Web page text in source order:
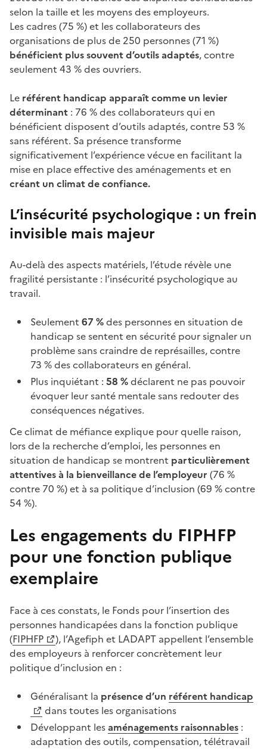
selon la taille et les moyens des employeurs.
Les cadres (75 %) et les collaborateurs des
organisations de plus de 250 personnes (71 %)
bénéficient plus souvent d’outils adaptés, contre
seulement 43 % des ouvriers.
Le référent handicap apparaît comme un levier
déterminant : 76 % des collaborateurs qui en
bénéficient disposent d’outils adaptés, contre 53 %
sans référent. Sa présence transforme
significativement l’expérience vécue en facilitant la
mise en place effective des aménagements et en
créant un climat de confiance.
L’insécurité psychologique : un frein
invisible mais majeur
Au-delà des aspects matériels, l’étude révèle une
fragilité persistante : l’insécurité psychologique au
travail.
Seulement67 %des personnes en situation de
handicap se sentent en sécurité pour signaler un
problème sans craindre de représailles, contre
73 % des collaborateurs en général.
Plus inquiétant :58 %déclarent ne pas pouvoir
évoquer leur santé mentale sans redouter des
conséquences négatives.
Ce climat de méfiance explique pour quelle raison,
lors de la recherche d’emploi, les personnes en
situation de handicap se montrent particulièrement
attentives à la bienveillance de l’employeur (76 %
contre 70 %) et à sa politique d’inclusion (69 % contre
54 %).
Les engagements du FIPHFP
pour une fonction publique
exemplaire
Face à ces constats, le Fonds pour l’insertion des
personnes handicapées dans la fonction publique
(FIPHFP
), l’Agefiph et LADAPT appellent l’ensemble
des employeurs à renforcer concrètement leur
politique d’inclusion en :
Généralisant la présence d’un référent handicap
dans toutes les organisations
Développant lesaménagements raisonnables :
adaptation des outils, compensation, télétravail